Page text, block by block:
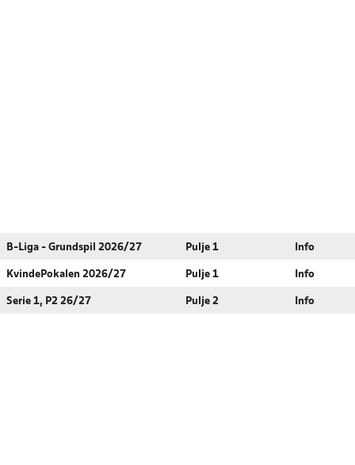
B-Liga - Grundspil 2026/27 Pulje 1 Info
KvindePokalen 2026/27 Pulje 1 Info
Serie 1, P2 26/27 Pulje 2 Info